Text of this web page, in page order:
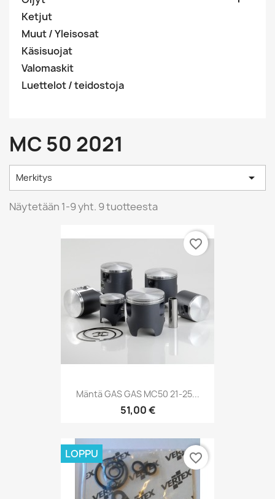
Ketjut
Muut / Yleisosat
Käsisuojat
Valomaskit
Luettelot / teidostoja
MC 50 2021
Merkitys 
Näytetään 1-9 yht. 9 tuotteesta
Mäntä GAS GAS MC50 21-25...
51,00 €
favorite_border
LOPPU favorite_border